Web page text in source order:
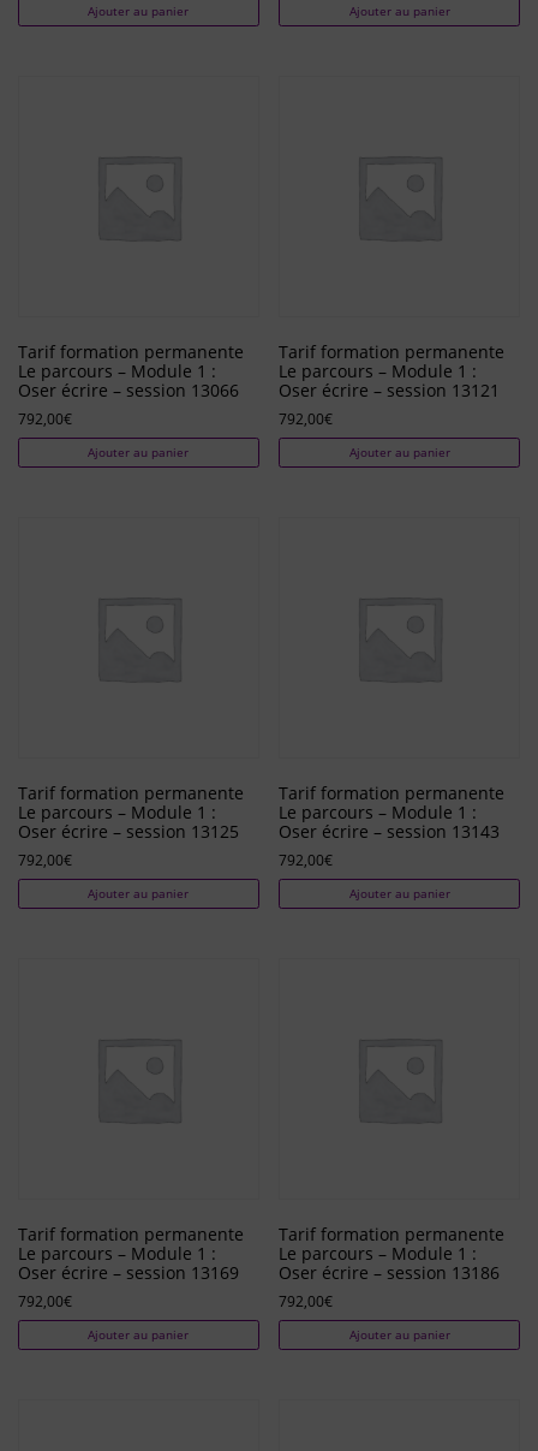
Ajouter au panier Ajouter au panier
Tarif formation permanente
Le parcours – Module 1 :
Oser écrire – session 13066
792,00€
Ajouter au panier
Tarif formation permanente
Le parcours – Module 1 :
Oser écrire – session 13121
792,00€
Ajouter au panier
Tarif formation permanente
Le parcours – Module 1 :
Oser écrire – session 13125
792,00€
Ajouter au panier
Tarif formation permanente
Le parcours – Module 1 :
Oser écrire – session 13143
792,00€
Ajouter au panier
Tarif formation permanente
Le parcours – Module 1 :
Oser écrire – session 13169
792,00€
Ajouter au panier
Tarif formation permanente
Le parcours – Module 1 :
Oser écrire – session 13186
792,00€
Ajouter au panier